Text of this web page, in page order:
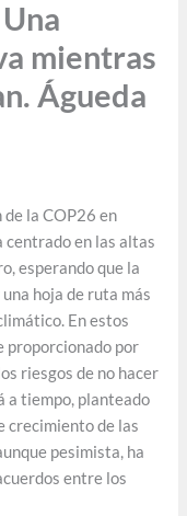
mientras
Águeda
de la COP26 en
centrado en las altas
esperando que la
hoja de ruta más
En estos
proporcionado por
riesgos de no hacer
a tiempo, planteado
crecimiento de las
pesimista, ha
entre los